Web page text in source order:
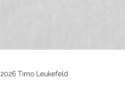
2026 Timo Leukefeld